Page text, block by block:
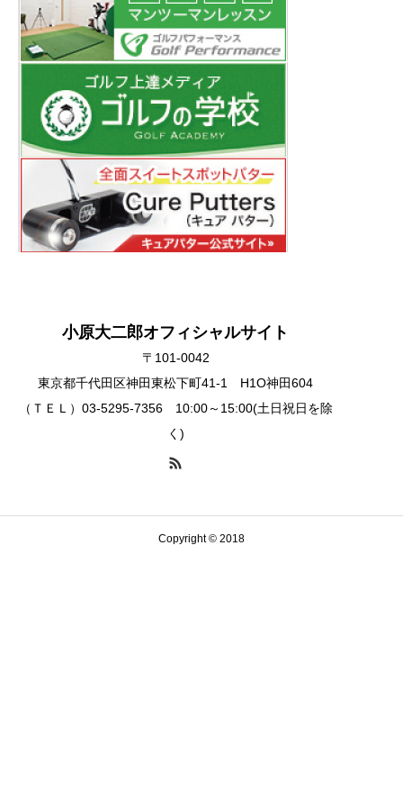
小原大二郎オフィシャルサイト
〒101-0042
東京都千代田区神田東松下町41-1 H1O神田604
（ＴＥＬ）03-5295-7356 10:00～15:00(土日祝日を除
く)
Copyright © 2018